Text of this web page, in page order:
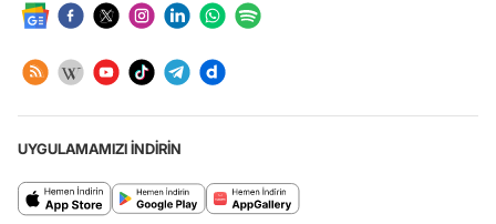
UYGULAMAMIZI İNDİRİN